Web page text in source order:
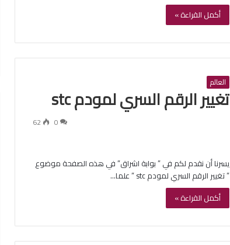
أكمل القراءة »
العالم
تغيير الرقم السري لمودم stc
0
62
يسرنا أن نقدم لكم في ” بوابة اشراق” في هذه الصفحة موضوع
” تغيير الرقم السري لمودم stc ” علما…
أكمل القراءة »